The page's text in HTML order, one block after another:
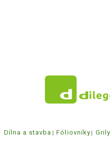
Dílna a stavba Fóliovníky